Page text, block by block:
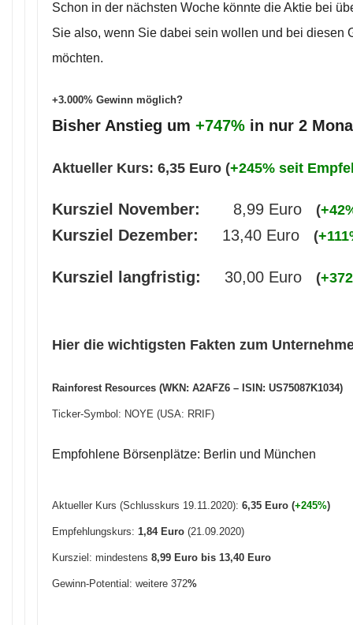
Schon in der nächsten Woche könnte die Aktie bei
Sie also, wenn Sie dabei sein wollen und bei diesen
möchten.
+3.000% Gewinn möglich?
Bisher Anstieg um +747% in nur 2
Aktueller Kurs: 6,35 Euro (+245% seit
Kursziel November: 8,99 Euro (
Kursziel Dezember: 13,40 Euro (
Kursziel langfristig: 30,00 Euro (
Hier die wichtigsten Fakten zum
Rainforest Resources (WKN: A2AFZ6 – ISIN: US75087K1034)
Ticker-Symbol: NOYE (USA: RRIF)
Empfohlene Börsenplätze: Berlin und München
Aktueller Kurs (Schlusskurs 19.11.2020): 6,35 Euro (+245%)
Empfehlungskurs: 1,84 Euro (21.09.2020)
Kursziel: mindestens 8,99 Euro bis 13,40 Euro
Gewinn-Potential: weitere 372%